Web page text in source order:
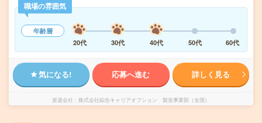
職場の雰囲気
年齢層
20代
30代 40代 50代 60代
気になる! 応募へ進む 詳しく見る
派遣会社 株式会社綜合キャリアオプション 製造事業部（全国）